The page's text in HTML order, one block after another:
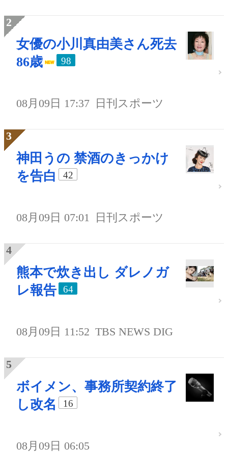
女優の小川真由美さん死去
86歳
98
08月09日 17:37 日刊スポーツ
神田うの 禁酒のきっかけ
を告白
42
08月09日 07:01 日刊スポーツ
熊本で炊き出し ダレノガ
レ報告
64
08月09日 11:52 TBS NEWS DIG
ボイメン、事務所契約終了
し改名
16
08月09日 06:05